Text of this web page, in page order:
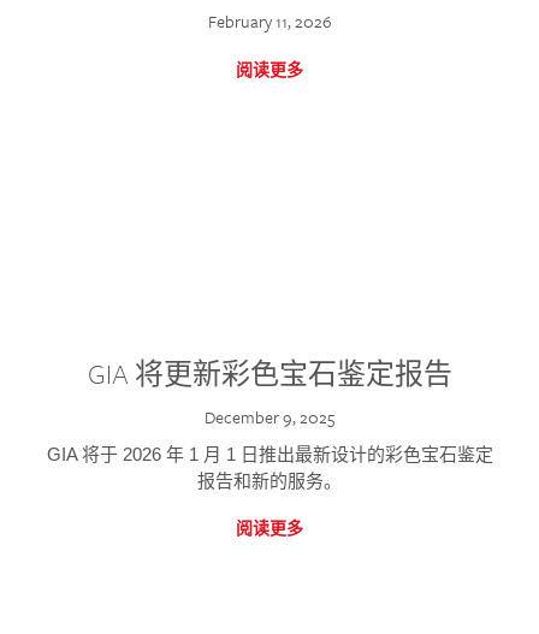
February 11, 2026
阅读更多
GIA 将更新彩色宝石鉴定报告
December 9, 2025
GIA 将于 2026 年 1 月 1 日推出最新设计的彩色宝石鉴定
报告和新的服务。
阅读更多